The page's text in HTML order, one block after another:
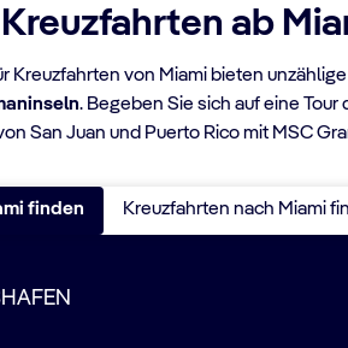
ab
Kreuzfahrten von Miami bieten
. Begeben Sie sich auf eine
San Juan und Puerto Rico mit MSC
finden Kreuzfahrten nach Miami